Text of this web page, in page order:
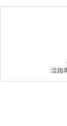
洽詢